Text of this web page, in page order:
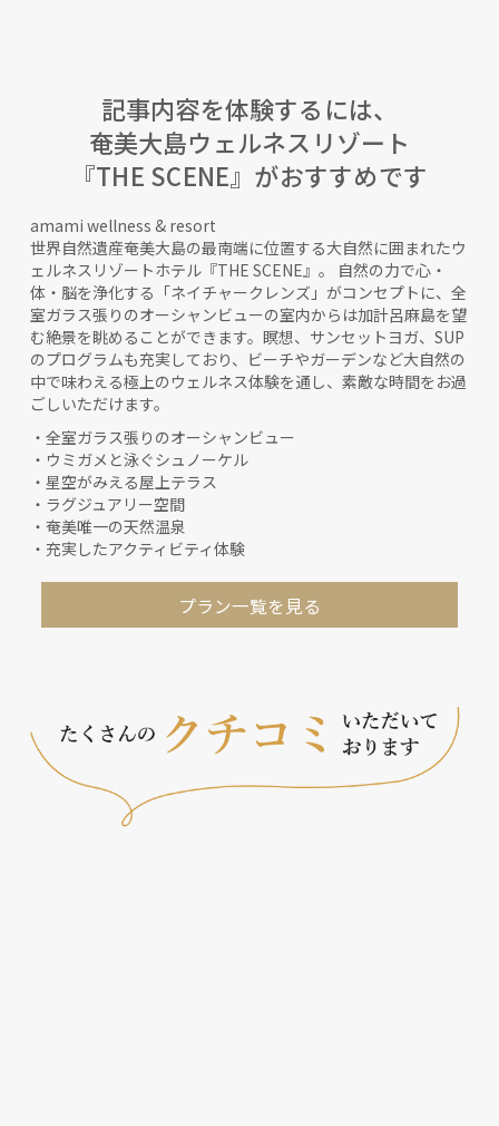
記事内容を体験するには、
奄美大島ウェルネスリゾート
『THE SCENE』がおすすめです
amami wellness & resort
世界自然遺産奄美大島の最南端に位置する大自然に囲まれたウ
ェルネスリゾートホテル『THE SCENE』。 自然の力で心・
体・脳を浄化する「ネイチャークレンズ」がコンセプトに、全
室ガラス張りのオーシャンビューの室内からは加計呂麻島を望
む絶景を眺めることができます。瞑想、サンセットヨガ、SUP
のプログラムも充実しており、ビーチやガーデンなど大自然の
中で味わえる極上のウェルネス体験を通し、素敵な時間をお過
ごしいただけます。
・全室ガラス張りのオーシャンビュー
・ウミガメと泳ぐシュノーケル
・星空がみえる屋上テラス
・ラグジュアリー空間
・奄美唯一の天然温泉
・充実したアクティビティ体験
プラン一覧を見る